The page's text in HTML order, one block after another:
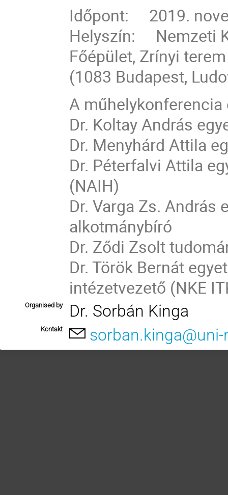
Időpont: 2019.
Helyszín: Nemzeti
Főépület, Zrínyi terem
(1083 Budapest,
A műhelykonferencia
Dr. Koltay András
Dr. Menyhárd Attila
Dr. Péterfalvi Attila
(NAIH)
Dr. Varga Zs. András
alkotmánybíró
Dr. Ződi Zsolt
Dr. Török Bernát
intézetvezető (NKE
Organised by Dr. Sorbán Kinga
Kontakt